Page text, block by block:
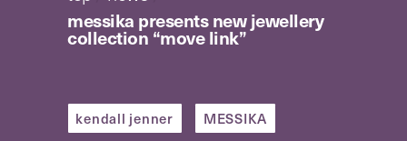
messika presents new jewellery
collection “move link”
kendall jenner MESSIKA